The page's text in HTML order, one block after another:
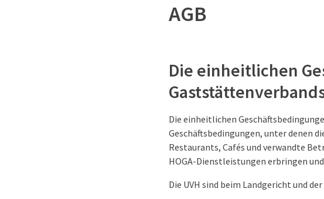
AGB
Die einheitlichen
Die einheitlichen
Geschäftsbedingungen, unter denen
Restaurants, Cafés und verwandte
HOGA-Dienstleistungen erbringen
Die UVH sind beim Landgericht und